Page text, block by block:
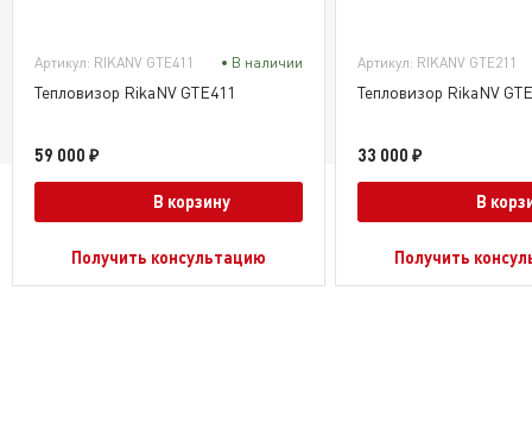
Артикул: RIKANV GTE411 В наличии
Тепловизор RikaNV GTE411
59 000 ₽
В корзину
Получить консультацию
Артикул: RIKANV GTE211
Тепловизор RikaNV
33 000 ₽
В
Получить